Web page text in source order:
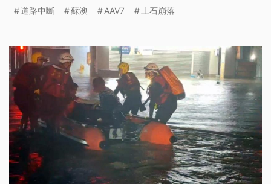
道路中斷 蘇澳 AAV7 土石崩落